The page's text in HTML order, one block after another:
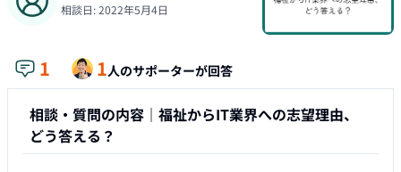
相談日:2022年5月4日
1 1人のサポーターが回答
相談・質問の内容｜ 福祉からIT業界への志望理由、
どう答える？